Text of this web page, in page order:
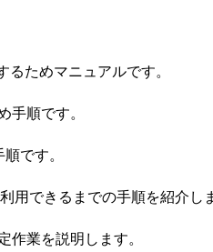
るためマニュアルです。
手順です。
です。
用できるまでの手順を紹介し
作業を説明します。